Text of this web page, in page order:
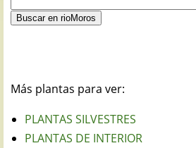
Más plantas para ver:
PLANTAS SILVESTRES
PLANTAS DE INTERIOR